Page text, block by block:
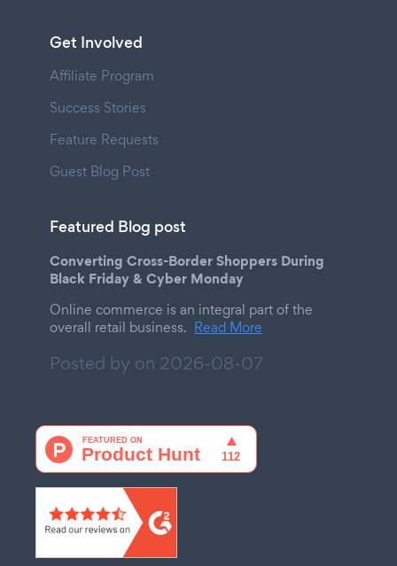
Get Involved
Affiliate Program
Success Stories
Feature Requests
Guest Blog Post
Featured Blog post
Converting Cross-Border Shoppers During
Black Friday & Cyber Monday
Online commerce is an integral part of the
overall retail business. Read More
Posted by on 2026-08-07